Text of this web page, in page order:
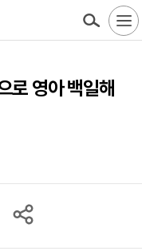
로 영아 백일해